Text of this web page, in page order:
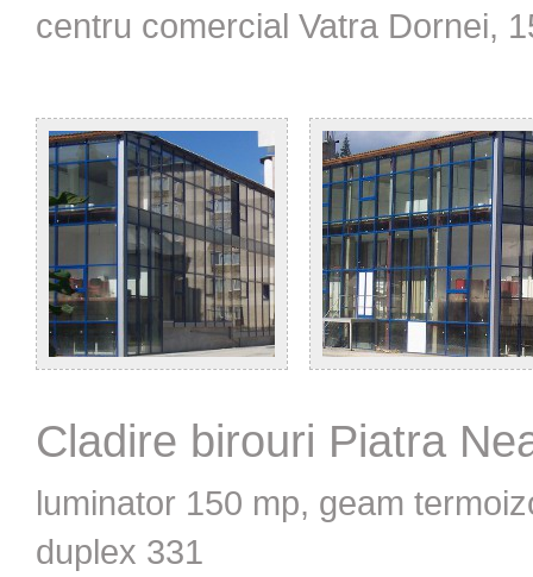
centru comercial Vatra Dornei,
Cladire birouri Piatra
luminator 150 mp, geam
duplex 331